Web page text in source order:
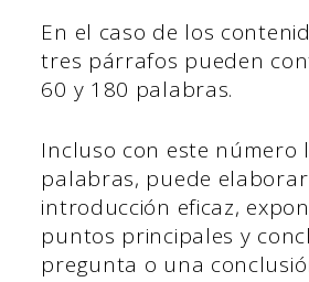
En el caso de los
tres párrafos pueden
60 y 180 palabras.
Incluso con este número
palabras, puede
introducción eficaz,
puntos principales y
pregunta o una